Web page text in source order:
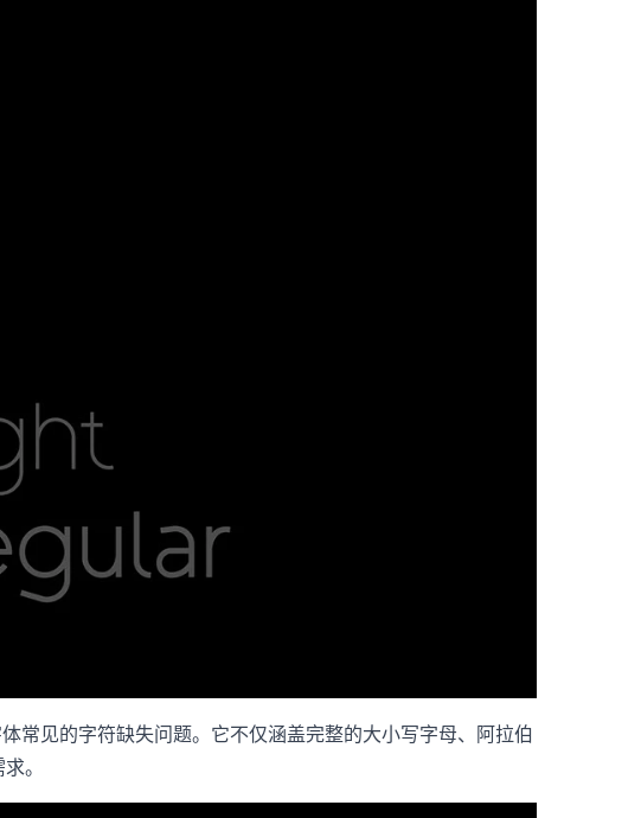
常见的字符缺失问题。它不仅涵盖完整的大小写字母、阿拉伯
。